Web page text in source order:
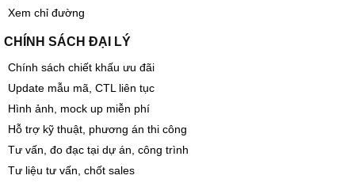
Xem chỉ đường
CHÍNH SÁCH ĐẠI LÝ
Chính sách chiết khấu ưu đãi
Update mẫu mã, CTL liên tục
Hình ảnh, mock up miễn phí
Hỗ trợ kỹ thuật, phương án thi công
Tư vấn, đo đạc tại dự án, công trình
Tư liệu tư vấn, chốt sales